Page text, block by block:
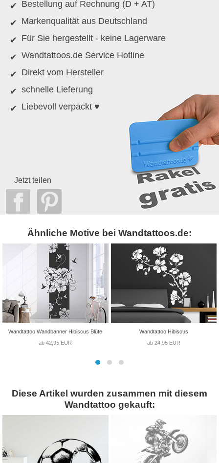
Bestellung auf Rechnung (D + AT)
Markenqualität aus Deutschland
Für Sie hergestellt - keine Lagerware
Wandtattoos.de Service Hotline
Direkt vom Hersteller
schnelle Lieferung
Liebevoll verpackt ♥
Jetzt teilen
Ähnliche Motive bei Wandtattoos.de:
Wandtattoo Wandbanner Hibiscus Blüte
ab 42,95 EUR
Wandtattoo Hibiscus
ab 24,95 EUR
Diese Artikel wurden zusammen mit diesem
Wandtattoo gekauft: